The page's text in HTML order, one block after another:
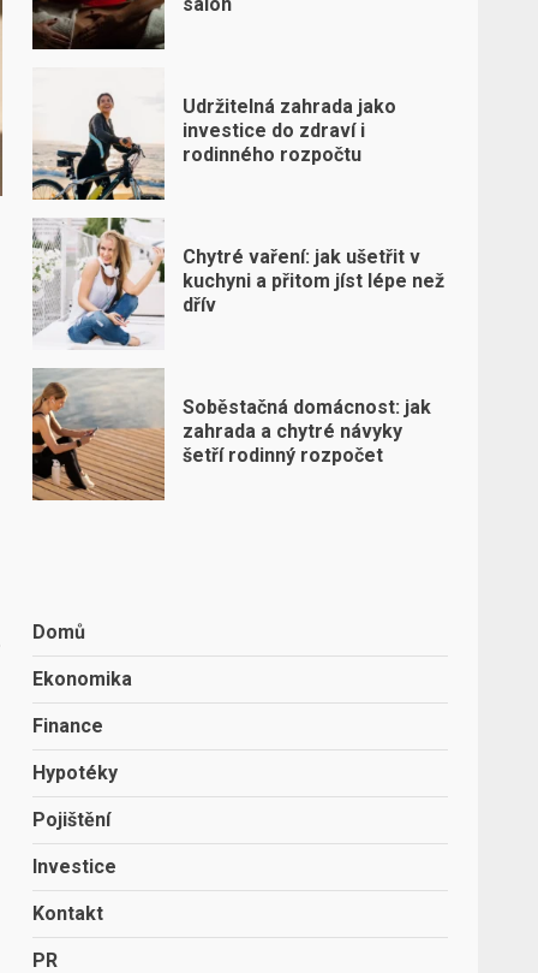
Udržitelná zahrada jako
investice do zdraví i
rodinného rozpočtu
Chytré vaření: jak ušetřit v
kuchyni a přitom jíst lépe než
dřív
Soběstačná domácnost: jak
zahrada a chytré návyky
šetří rodinný rozpočet
Domů
Ekonomika
Finance
Hypotéky
Pojištění
Investice
Kontakt
PR